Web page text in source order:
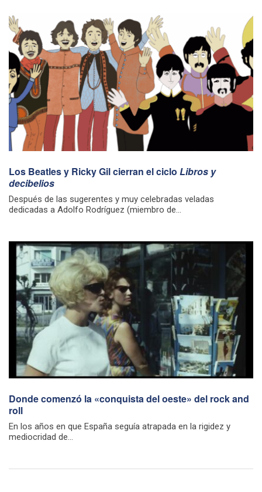
Los Beatles y Ricky Gil cierran el ciclo Libros y
decibelios
Después de las sugerentes y muy celebradas veladas
dedicadas a Adolfo Rodríguez (miembro de...
Donde comenzó la «conquista del oeste» del rock and
roll
En los años en que España seguía atrapada en la rigidez y
mediocridad de...